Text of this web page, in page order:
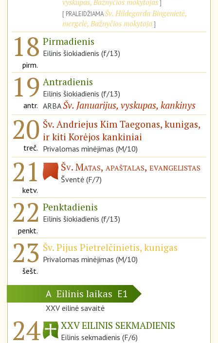
vyskupas, Bažnyčios mokytojas
PRALEIDŽIAMAŠv. Hildegarda Bingenietė,
mergelė, Bažnyčios mokytoja
18
pirm.
Pirmadienis
Eilinis šiokiadienis (f/13)
19
antr.
Antradienis
Eilinis šiokiadienis (f/13)
ARBAŠv. Januarijus, vyskupas, kankinys
20
treč.
Šv. Andriejus Kim Taegonas, kunigas,
ir kiti Korėjos kankiniai
Privalomas minėjimas (M/10)
21
ketv.
Šv. Matas, apaštalas, evangelistas
Šventė (F/7)
22
penkt.
Penktadienis
Eilinis šiokiadienis (f/13)
23
šešt.
Šv. Pijus Pietrelčinietis, kunigas
Privalomas minėjimas (M/10)
A Eilinis laikas E1
XXV eilinė savaitė
24 XXV EILINIS SEKMADIENIS
Eilinis sekmadienis (F/6)